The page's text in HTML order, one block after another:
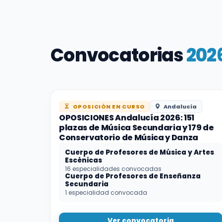
Convocatorias
OPOSICIÓN EN CURSO Andalucía
OPOSICIONES Andalucía 2026: 151
plazas de Música Secundaria y 179 de
Conservatorio de Música y Danza
Cuerpo de Profesores de Música y Artes
Escénicas
16 especialidades convocadas
Cuerpo de Profesores de Enseñanza
Secundaria
1 especialidad convocada